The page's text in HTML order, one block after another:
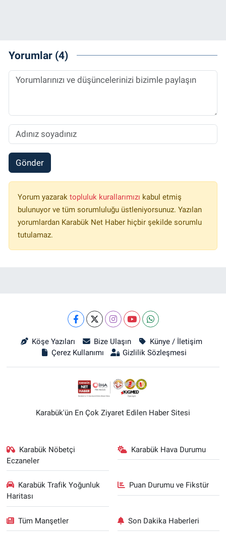
Yorumlar (4)
Gönder
Yorum yazarak topluluk kurallarımızı kabul etmiş
bulunuyor ve tüm sorumluluğu üstleniyorsunuz. Yazılan
yorumlardan Karabük Net Haber hiçbir şekilde sorumlu
tutulamaz.
Köşe Yazıları Bize Ulaşın
Künye / İletişim
Çerez Kullanımı
Gizlilik Sözleşmesi
Karabük'ün En Çok Ziyaret Edilen Haber Sitesi
Karabük Nöbetçi
Eczaneler
Karabük Hava Durumu
Karabük Trafik Yoğunluk
Haritası
Puan Durumu ve Fikstür
Tüm Manşetler Son Dakika Haberleri